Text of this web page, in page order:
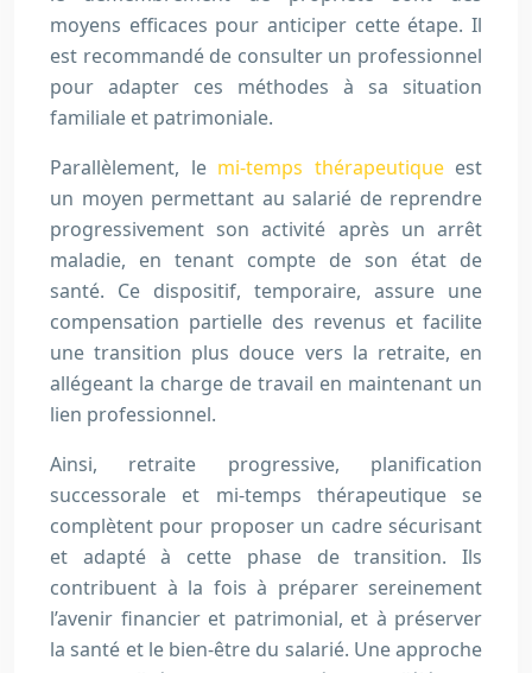
moyens efficaces pour anticiper cette étape. Il
est recommandé de consulter un professionnel
pour adapter ces méthodes à sa situation
familiale et patrimoniale.
Parallèlement, le mi-temps thérapeutiqueest
un moyen permettant au salarié de reprendre
progressivement son activité après un arrêt
maladie, en tenant compte de son état de
santé. Ce dispositif, temporaire, assure une
compensation partielle des revenus et facilite
une transition plus douce vers la retraite, en
allégeant la charge de travail en maintenant un
lien professionnel.
Ainsi, retraite progressive, planification
successorale et mi-temps thérapeutique se
complètent pour proposer un cadre sécurisant
et adapté à cette phase de transition. Ils
contribuent à la fois à préparer sereinement
l’avenir financier et patrimonial, et à préserver
la santé et le bien-être du salarié. Une approche